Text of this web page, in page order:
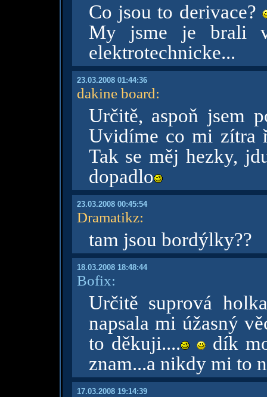
Co jsou to derivace?
My jsme je brali
elektrotechnicke...
23.03.2008 01:44:36
dakine board:
Určitě, aspoň jsem
Uvidíme co mi zítra
Tak se měj hezky,
dopadlo
23.03.2008 00:45:54
Dramatikz:
tam jsou bordýlky??
18.03.2008 18:48:44
Bofix:
Určitě suprová
napsala mi úžasný
to děkuji....
dík
znam...a nikdy mi to
17.03.2008 19:14:39